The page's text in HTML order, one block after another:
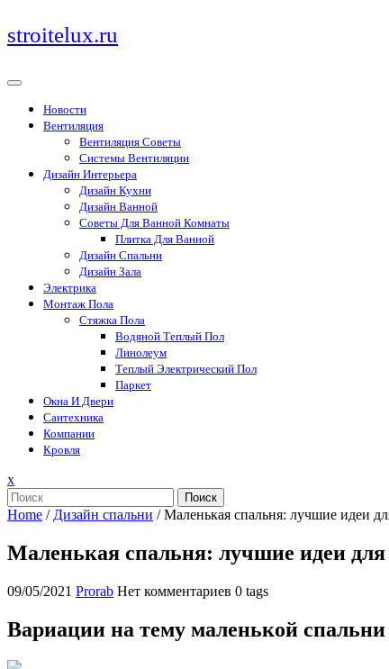
Перейти
к
stroitelux.ru
Новости
Вентиляция
Вентиляция Советы
Системы Вентиляции
Дизайн Интерьера
Дизайн Кухни
Дизайн Ванной
Советы Для Ванной Комнаты
Плитка Для Ванной
Дизайн Спальни
Дизайн Зала
Электрика
Монтаж Пола
Стяжка Пола
Водяной Теплый Пол
Линолеум
Теплый Электрический Пол
Паркет
Окна И Двери
Сантехника
Компании
Кровля
xЗакрыть
меню
Поиск
Home / Дизайн спальни /Маленькая спальня: лучшие идеи
Маленькая спальня: лучшие идеи для
09/05/2021 Prorab Нет комментариев 0 tags
Вариации на тему маленькой спальни